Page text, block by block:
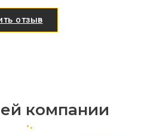
отзыв
компании